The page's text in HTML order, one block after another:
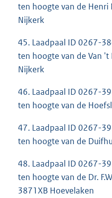
ten hoogte van de
Nijkerk
45. Laadpaal ID 0267-
ten hoogte van de Van
Nijkerk
46. Laadpaal ID 0267-
ten hoogte van de
47. Laadpaal ID 0267-
ten hoogte van de
48. Laadpaal ID 0267-
ten hoogte van de Dr.
3871XB Hoevelaken